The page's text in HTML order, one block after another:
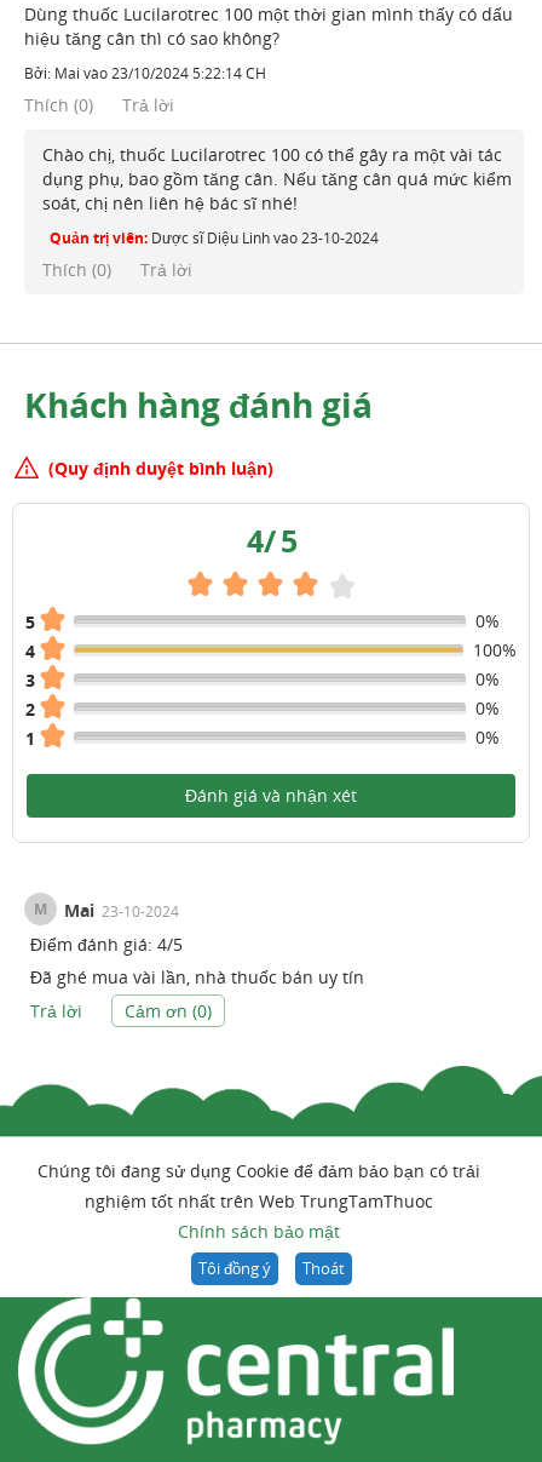
Dùng thuốc Lucilarotrec 100 một thời gian mình thấy có dấu
hiệu tăng cân thì có sao không?
Bởi: Mai vào23/10/2024 5:22:14 CH
Thích (0) Trả lời
Chào chị, thuốc Lucilarotrec 100 có thể gây ra một vài tác
dụng phụ, bao gồm tăng cân. Nếu tăng cân quá mức kiểm
soát, chị nên liên hệ bác sĩ nhé!
Quản trị viên: Dược sĩ Diệu Linhvào23-10-2024
Thích (0) Trả lời
Khách hàng đánh giá
(Quy định duyệt bình luận)
4/5
5
0%
4
100%
3
0%
2
0%
1
0%
Đánh giá và nhận xét
M Mai 23-10-2024
Điểm đánh giá: 4/5
Đã ghé mua vài lần, nhà thuốc bán uy tín
Trả lời
Cảm ơn (0)
Chúng tôi đang sử dụng Cookie để đảm bảo bạn có trải
nghiệm tốt nhất trên Web TrungTamThuoc
Chính sách bảo mật
Tôi đồng ý Thoát